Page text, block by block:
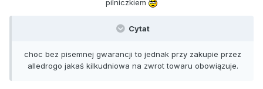
pilniczkiem
Cytat
choc bez pisemnej gwarancji to jednak przy zakupie przez
alledrogo jakaś kilkudniowa na zwrot towaru obowiązuje.